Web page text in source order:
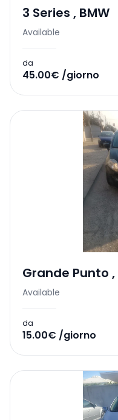
3 Series , BMW
Available
da
45.00€ /giorno
Grande Punto ,
Available
da
15.00€ /giorno